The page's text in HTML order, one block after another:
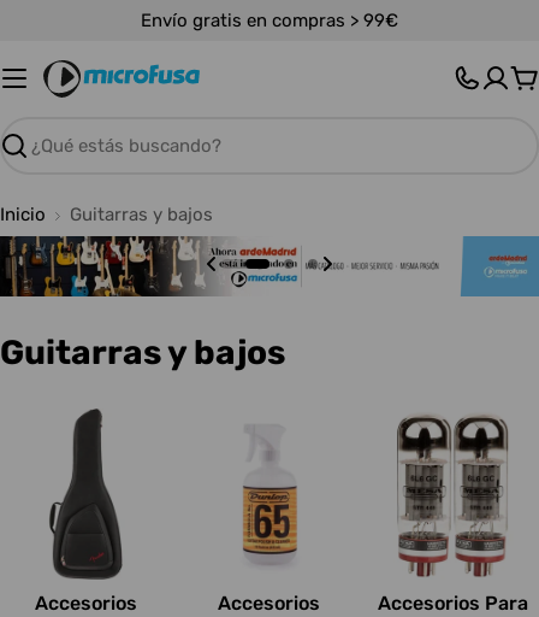
contenido
Envío gratis en compras > 99€
Buscar
Inicio Guitarras y bajos
C
Guitarras y bajos
Accesorios
Accesorios
Accesorios Para